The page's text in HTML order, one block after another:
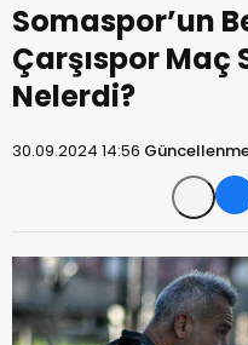
Somaspor’un
Çarşıspor Maç
Nelerdi?
30.09.2024 14:56